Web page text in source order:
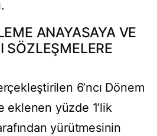
ANAYASAYA VE
SÖZLEŞMELERE
6’ncı Dönem
eklenen yüzde 1’lik
yürütmesinin